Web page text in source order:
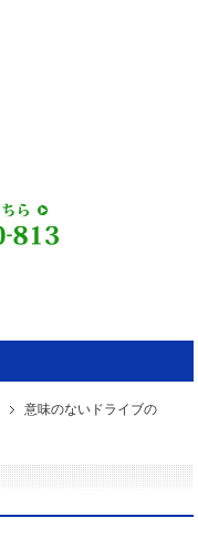
意味のないドライブの